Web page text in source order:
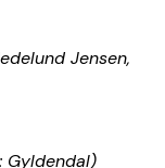
Jensen,
Gyldendal)